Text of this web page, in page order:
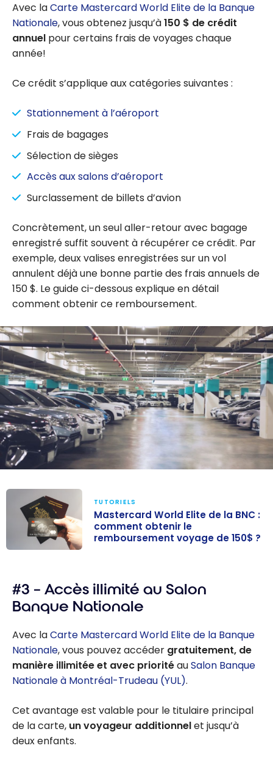
Avec laCarte Mastercard World Elite de la Banque
Nationale, vous obtenez jusqu’à150 $ de crédit
annuel pour certains frais de voyages chaque
année!
Ce crédit s’applique aux catégories suivantes :
Stationnement à l’aéroport
Frais de bagages
Sélection de sièges
Accès aux salons d’aéroport
Surclassement de billets d’avion
Concrètement, un seul aller-retour avec bagage
enregistré suffit souvent à récupérer ce crédit. Par
exemple, deux valises enregistrées sur un vol
annulent déjà une bonne partie des frais annuels de
150 $. Le guide ci-dessous explique en détail
comment obtenir ce remboursement.
la BNC :
comment
obtenir le
remboursemen
t voyage de
150$ ?
TUTORIELS
Mastercard World Elite de la BNC :
comment obtenir le
remboursement voyage de 150$ ?
#3 – Accès illimité au Salon
Banque Nationale
Avec laCarte Mastercard World Elite de la Banque
Nationale, vous pouvez accéder gratuitement, de
manière illimitée et avec prioritéauSalon Banque
Nationale à Montréal-Trudeau (YUL).
Cet avantage est valable pour le titulaire principal
de la carte, un voyageur additionnelet jusqu’à
deux enfants.